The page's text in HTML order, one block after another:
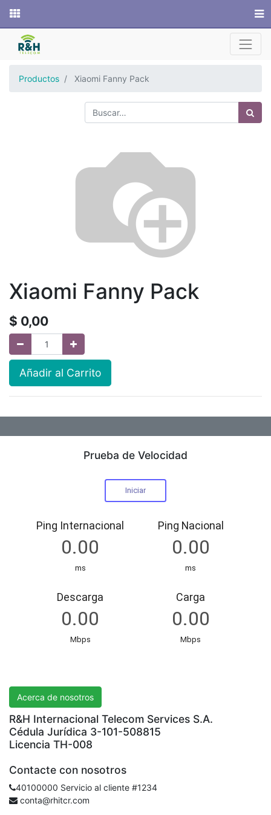
Productos Xiaomi Fanny Pack
Xiaomi Fanny Pack
$ 0,00
Añadir al Carrito
Prueba de Velocidad
Acerca de nosotros
R&H Internacional Telecom Services S.A.
Cédula Jurídica 3-101-508815
Licencia TH-008
Contacte con nosotros
40100000 Servicio al cliente #1234
conta@rhitcr.com